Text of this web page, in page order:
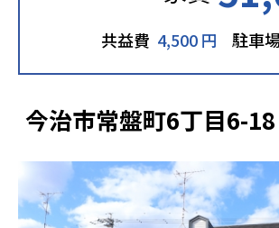
共益費 4,500 円 駐車
今治市常盤町6丁目6-18